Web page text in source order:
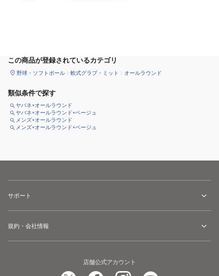
この商品が登録されているカテゴリ
野球・ソフトボール 軟式グラブ・ミット オールラウンド
類似条件で探す
ヤバネ×オールラウンド
ヤバネ×オールラウンド×ベージュ
メンズ×オールラウンド
メンズ×オールラウンド×ベージュ
サポート
規約・会社情報
店舗公式アカウント